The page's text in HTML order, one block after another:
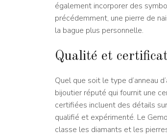
également incorporer des
précédemment, une pierre de
la bague plus personnelle.
Qualité et
Quel que soit le type d’anneau
bijoutier réputé qui fournit une
certifiées incluent des détails
qualifié et expérimenté. Le
classe les diamants et les